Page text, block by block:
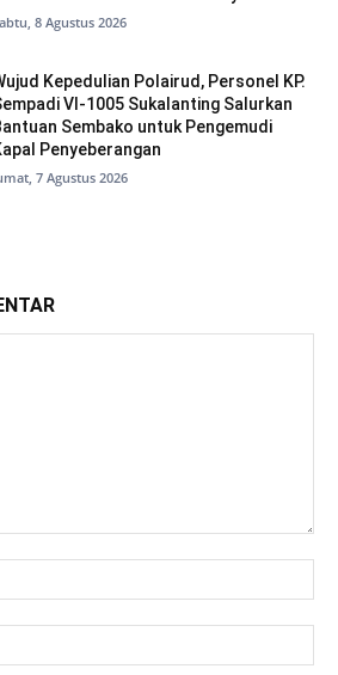
8 Agustus 2026
Kepedulian Polairud, Personel KP.
VI-1005 Sukalanting Salurkan
Sembako untuk Pengemudi
Penyeberangan
7 Agustus 2026